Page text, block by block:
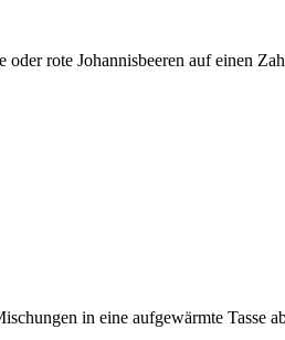
rote Johannisbeeren auf einen
in eine aufgewärmte Tasse